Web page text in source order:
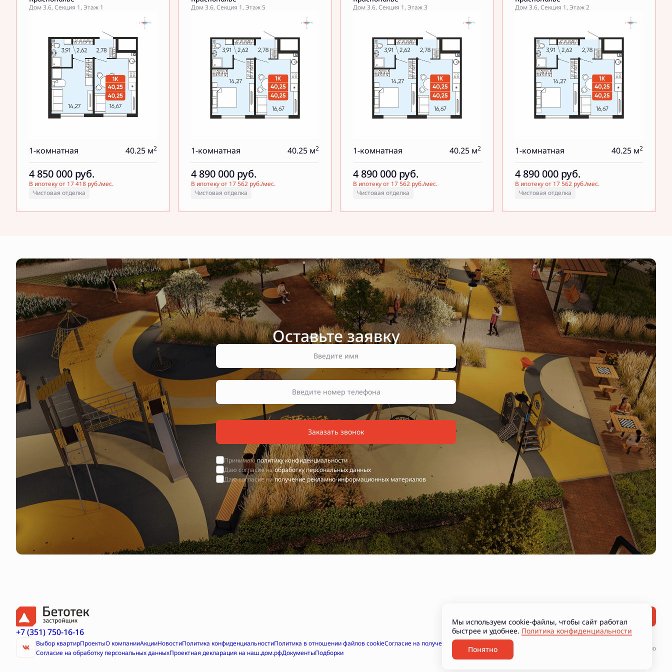
Дом 3.6, Секция 1, Этаж 1
1-комнатная 40.25 м2
4 850 000 руб.
В ипотеку от 17 418 руб./мес.
Чистовая отделка
Дом 3.6, Секция 1, Этаж 5
1-комнатная 40.25 м2
4 890 000 руб.
В ипотеку от 17 562 руб./мес.
Чистовая отделка
Дом 3.6, Секция 1, Этаж 3
1-комнатная 40.25 м2
4 890 000 руб.
В ипотеку от 17 562 руб./мес.
Чистовая отделка
Дом 3.6, Секция 1, Этаж 2
1-комнатная 40.25 м2
4 890 000 руб.
В ипотеку от 17 562 руб./мес.
Чистовая отделка
Оставьте заявку
Заказать звонок
Принимаю политику конфиденциальности
Даю согласие наобработку персональных данных
Даю согласие наполучение рекламно-информационных материалов
+7 (351) 750-16-16
Выбор квартирПроектыО компанииАкцииНовостиПолитика конфиденциальностиПолитика в отношении файлов cookieСогласие на получение рекламно-информационных материалов
Согласие на обработку персональных данныхПроектная декларация на наш.дом.рфДокументыПодборки
Разработано
Мы используем cookie-файлы, чтобы сайт работал
быстрее и удобнее. Политика конфиденциальности
Понятно